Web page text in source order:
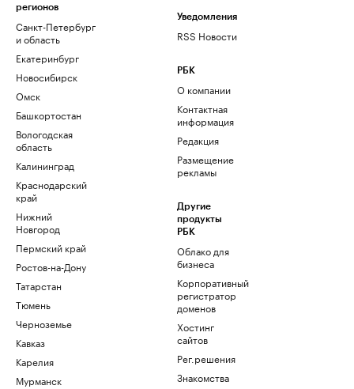
регионов
Санкт-Петербург
и область
Екатеринбург
Новосибирск
Омск
Башкортостан
Вологодская
область
Калининград
Краснодарский
край
Нижний
Новгород
Пермский край
Ростов-на-Дону
Татарстан
Тюмень
Черноземье
Кавказ
Карелия
Мурманск
Уведомления
RSS Новости
РБК
О компании
Контактная
информация
Редакция
Размещение
рекламы
Другие
продукты
РБК
Облако для
бизнеса
Корпоративный
регистратор
доменов
Хостинг
сайтов
Рег.решения
Знакомства